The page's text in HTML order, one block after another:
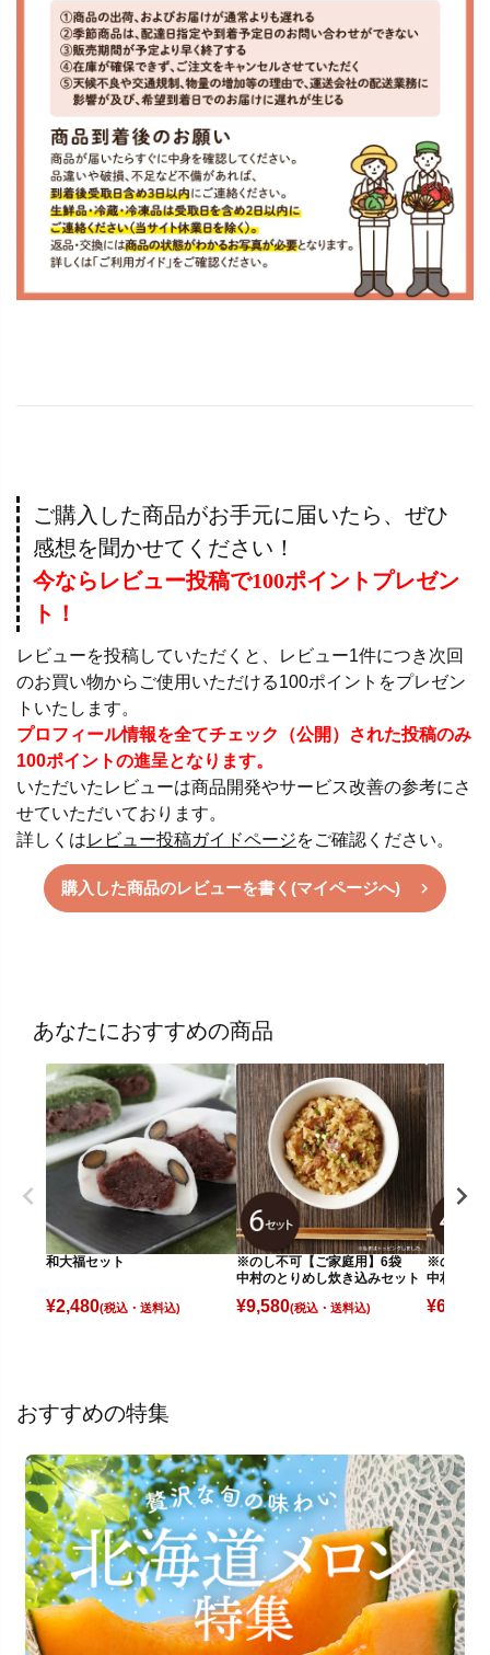
ご購入した商品がお手元に届いたら、ぜひ
感想を聞かせてください！
今ならレビュー投稿で100ポイントプレゼン
ト！
レビューを投稿していただくと、レビュー1件につき次回
のお買い物からご使用いただける100ポイントをプレゼン
トいたします。
プロフィール情報を全てチェック（公開）された投稿のみ
100ポイントの進呈となります。
いただいたレビューは商品開発やサービス改善の参考にさ
せていただいております。
詳しくはレビュー投稿ガイドページをご確認ください。
購入した商品のレビューを書く(マイページへ)
あなたにおすすめの商品
和大福セット
¥2,480(税込)
※のし不可【ご家庭用】6袋
中村のとりめし炊き込みセット
¥9,580(税込)
※のし不
中村のと
¥6,780
おすすめの特集